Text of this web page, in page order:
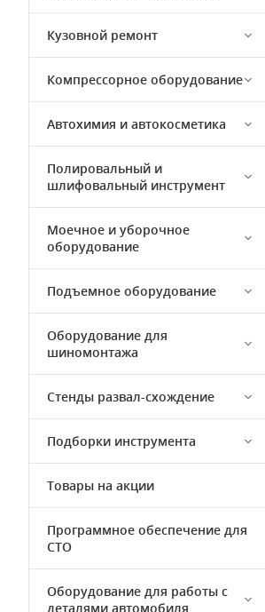
Кузовной ремонт
Компрессорное оборудование
Автохимия и автокосметика
Полировальный и
шлифовальный инструмент
Моечное и уборочное
оборудование
Подъемное оборудование
Оборудование для
шиномонтажа
Стенды развал-схождение
Подборки инструмента
Товары на акции
Программное обеспечение для
СТО
Оборудование для работы с
деталями автомобиля